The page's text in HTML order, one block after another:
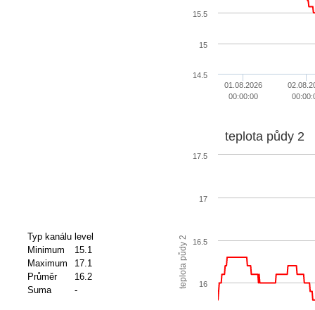
01.08.2026
00:00:00
14.5
15
15.5
Typ kanálu level
Minimum
15.1
Maximum
17.1
Průměr
16.2
Suma
-
teplota půdy 2
teplota půdy 2
16
16.5
17
17.5